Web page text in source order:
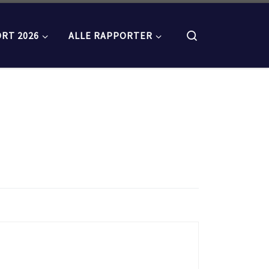
2026 ALLE RAPPORTER